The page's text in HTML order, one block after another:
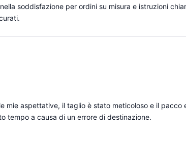
soddisfazione per ordini su misura e istruzioni
mie aspettative, il taglio è stato meticoloso e il pacco
tempo a causa di un errore di destinazione.